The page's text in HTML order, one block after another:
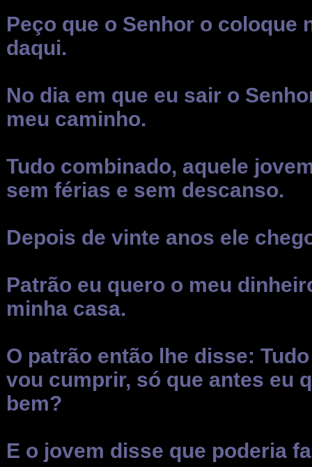
Peço que o Senhor o coloque
daqui.
No dia em que eu sair o
meu caminho.
Tudo combinado, aquele
sem férias e sem descanso.
Depois de vinte anos ele
Patrão eu quero o meu
minha casa.
O patrão então lhe disse:
vou cumprir, só que antes eu
bem?
E o jovem disse que poderia